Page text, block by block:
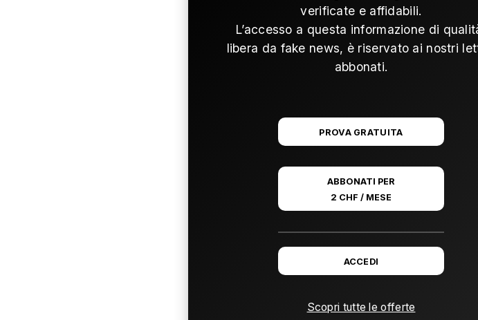
verificate e affidabili.
L’accesso a questa informazione di
libera da fake news, è riservato ai nostri
abbonati.
PROVA GRATUITA
ABBONATI PER
2 CHF / MESE
ACCEDI
Scopri tutte le offerte